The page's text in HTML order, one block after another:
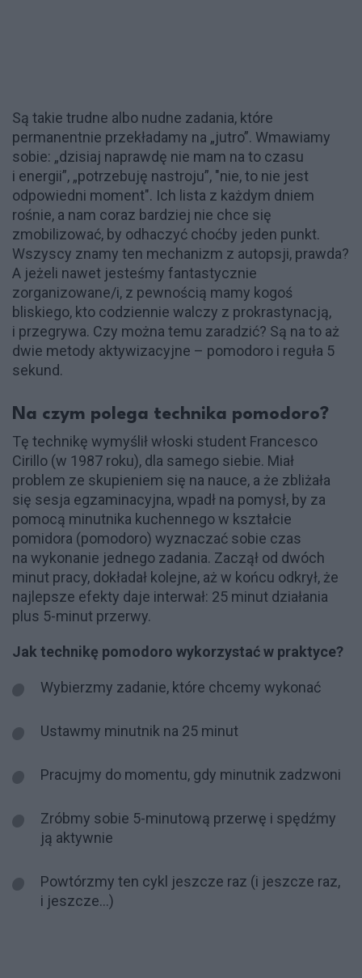
Są takie trudne albo nudne zadania, które
permanentnie przekładamy na „jutro”. Wmawiamy
sobie: „dzisiaj naprawdę nie mam na to czasu
i energii”, „potrzebuję nastroju”, "nie, to nie jest
odpowiedni moment". Ich lista z każdym dniem
rośnie, a nam coraz bardziej nie chce się
zmobilizować, by odhaczyć choćby jeden punkt.
Wszyscy znamy ten mechanizm z autopsji, prawda?
A jeżeli nawet jesteśmy fantastycznie
zorganizowane/i, z pewnością mamy kogoś
bliskiego, kto codziennie walczy z prokrastynacją,
i przegrywa. Czy można temu zaradzić? Są na to aż
dwie metody aktywizacyjne – pomodoro i reguła 5
sekund.
Na czym polega technika pomodoro?
Tę technikę wymyślił włoski student Francesco
Cirillo (w 1987 roku), dla samego siebie. Miał
problem ze skupieniem się na nauce, a że zbliżała
się sesja egzaminacyjna, wpadł na pomysł, by za
pomocą minutnika kuchennego w kształcie
pomidora (pomodoro) wyznaczać sobie czas
na wykonanie jednego zadania. Zaczął od dwóch
minut pracy, dokładał kolejne, aż w końcu odkrył, że
najlepsze efekty daje interwał: 25 minut działania
plus 5-minut przerwy.
Jak technikę pomodoro wykorzystać w praktyce?
Wybierzmy zadanie, które chcemy wykonać
Ustawmy minutnik na 25 minut
Pracujmy do momentu, gdy minutnik zadzwoni
Zróbmy sobie 5-minutową przerwę i spędźmy
ją aktywnie
Powtórzmy ten cykl jeszcze raz (i jeszcze raz,
i jeszcze…)